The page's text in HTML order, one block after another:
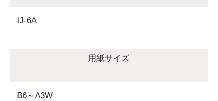
IJ-6A
用紙サイズ
B6～A3W